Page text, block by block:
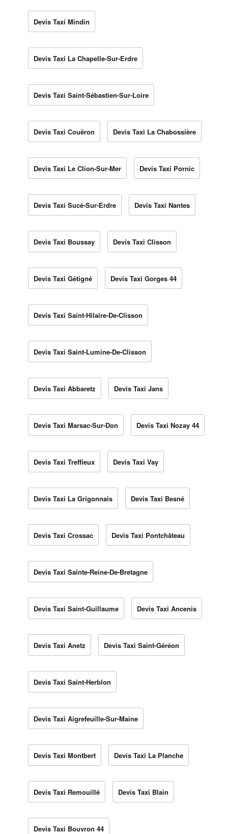
Devis Taxi Mindin
Devis Taxi La Chapelle-Sur-Erdre
Devis Taxi Saint-Sébastien-Sur-Loire
Devis Taxi Couëron Devis Taxi La Chabossière
Devis Taxi Le Clion-Sur-Mer Devis Taxi Pornic
Devis Taxi Sucé-Sur-Erdre Devis Taxi Nantes
Devis Taxi Boussay Devis Taxi Clisson
Devis Taxi Gétigné Devis Taxi Gorges 44
Devis Taxi Saint-Hilaire-De-Clisson
Devis Taxi Saint-Lumine-De-Clisson
Devis Taxi Abbaretz Devis Taxi Jans
Devis Taxi Marsac-Sur-Don Devis Taxi Nozay 44
Devis Taxi Treffieux Devis Taxi Vay
Devis Taxi La Grigonnais Devis Taxi Besné
Devis Taxi Crossac Devis Taxi Pontchâteau
Devis Taxi Sainte-Reine-De-Bretagne
Devis Taxi Saint-Guillaume Devis Taxi Ancenis
Devis Taxi Anetz Devis Taxi Saint-Géréon
Devis Taxi Saint-Herblon
Devis Taxi Aigrefeuille-Sur-Maine
Devis Taxi Montbert Devis Taxi La Planche
Devis Taxi Remouillé Devis Taxi Blain
Devis Taxi Bouvron 44